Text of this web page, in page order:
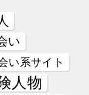
い
い系サイト
人物